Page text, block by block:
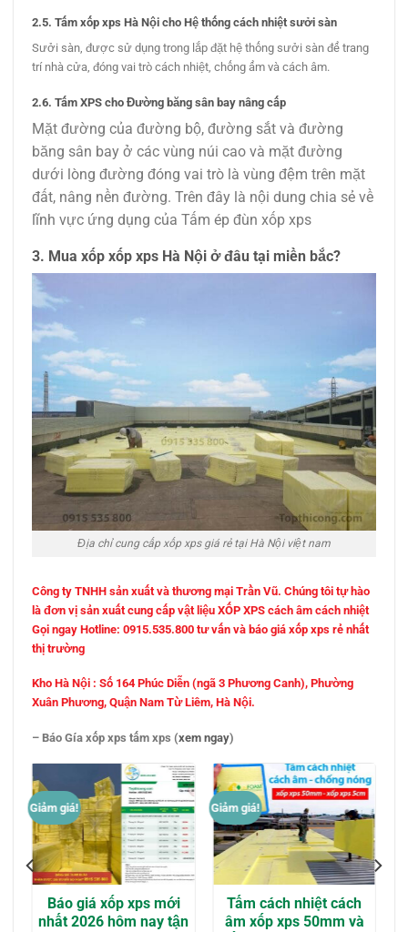
2.5. Tấm xốp xps Hà Nội cho Hệ thống cách nhiệt sưởi sàn
Sưởi sàn, được sử dụng trong lắp đặt hệ thống sưởi sàn để trang
trí nhà cửa, đóng vai trò cách nhiệt, chống ẩm và cách âm.
2.6. Tấm XPS cho Đường băng sân bay nâng cấp
Mặt đường của đường bộ, đường sắt và đường
băng sân bay ở các vùng núi cao và mặt đường
dưới lòng đường đóng vai trò là vùng đệm trên mặt
đất, nâng nền đường. Trên đây là nội dung chia sẻ về
lĩnh vực ứng dụng của Tấm ép đùn xốp xps
3. Mua xốp xốp xps Hà Nội ở đâu tại miền bắc?
Địa chỉ cung cấp xốp xps giá rẻ tại Hà Nội việt nam
Công ty TNHH sản xuất và thương mại Trần Vũ. Chúng tôi tự hào
là đơn vị sản xuất cung cấp vật liệu XỐP XPS cách âm cách nhiệt
Gọi ngay Hotline: 0915.535.800 tư vấn và báo giá xốp xps rẻ nhất
thị trường
Kho Hà Nội : Số 164 Phúc Diễn (ngã 3 Phương Canh), Phường
Xuân Phương, Quận Nam Từ Liêm, Hà Nội.
– Báo Gía xốp xps tấm xps (xem ngay)
Giảm giá!
Báo giá xốp xps mới
nhất 2026 hôm nay tận
Giảm giá!
Tấm cách nhiệt cách
âm xốp xps 50mm và